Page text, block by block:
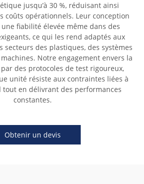
jusqu’à 30 %, réduisant ainsi
coûts opérationnels. Leur conception
fiabilité élevée même dans des
ce qui les rend adaptés aux
secteurs des plastiques, des systèmes
Notre engagement envers la
des protocoles de test rigoureux,
unité résiste aux contraintes liées à
tout en délivrant des performances
constantes.
Obtenir un devis